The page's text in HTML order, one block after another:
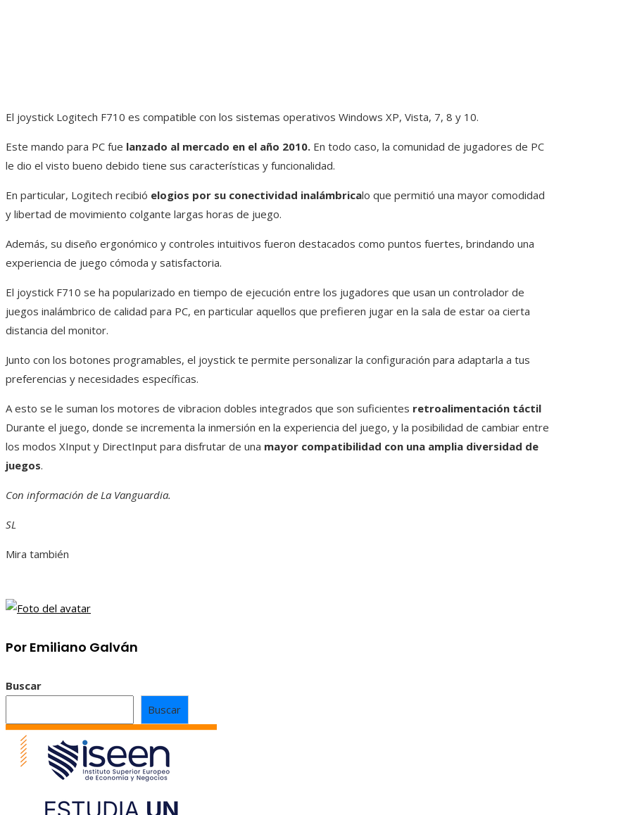
El joystick Logitech F710 es compatible con los sistemas operativos Windows XP, Vista, 7, 8 y 10.
Este mando para PC fue lanzado al mercado en el año 2010. En todo caso, la comunidad de jugadores de PC
le dio el visto bueno debido tiene sus características y funcionalidad.
En particular, Logitech recibió elogios por su conectividad inalámbricalo que permitió una mayor comodidad
y libertad de movimiento colgante largas horas de juego.
Además, su diseño ergonómico y controles intuitivos fueron destacados como puntos fuertes, brindando una
experiencia de juego cómoda y satisfactoria.
El joystick F710 se ha popularizado en tiempo de ejecución entre los jugadores que usan un controlador de
juegos inalámbrico de calidad para PC, en particular aquellos que prefieren jugar en la sala de estar oa cierta
distancia del monitor.
Junto con los botones programables, el joystick te permite personalizar la configuración para adaptarla a tus
preferencias y necesidades específicas.
A esto se le suman los motores de vibracion dobles integrados que son suficientes retroalimentación táctil
Durante el juego, donde se incrementa la inmersión en la experiencia del juego, y la posibilidad de cambiar entre
los modos XInput y DirectInput para disfrutar de una mayor compatibilidad con una amplia diversidad de
juegos.
Con información de La Vanguardia.
SL
Mira también
Por Emiliano Galván
Buscar
Buscar